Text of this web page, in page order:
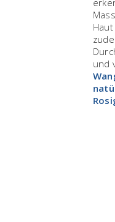
und